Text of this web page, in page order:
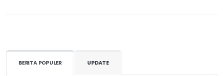
BERITA POPULER UPDATE